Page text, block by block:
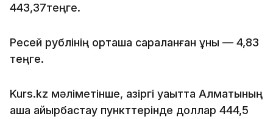
443,37теңге.
Ресей рублінің орташа сараланған құны — 4,83
теңге.
Kurs.kz мәліметінше, қазіргі уақытта Алматының
ақша айырбастау пункттерінде доллар 444,5